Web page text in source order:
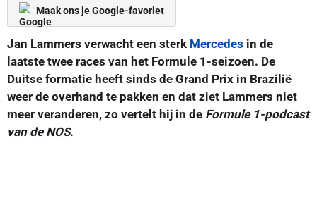
Maak ons je Google-favoriet
Jan Lammers verwacht een sterk Mercedes in de
laatste twee races van het Formule 1-seizoen. De
Duitse formatie heeft sinds de Grand Prix in Brazilië
weer de overhand te pakken en dat ziet Lammers niet
meer veranderen, zo vertelt hij in de Formule 1-podcast
van de NOS.